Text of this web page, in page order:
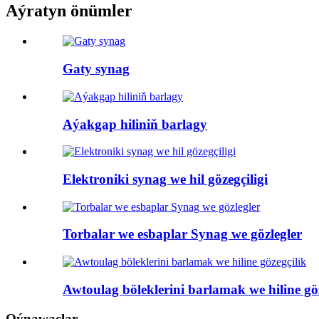
Aýratyn önümler
Gaty synag
Aýakgap hiliniň barlagy
Elektroniki synag we hil gözegçiligi
Torbalar we esbaplar Synag we gözlegler
Awtoulag böleklerini barlamak we hiline